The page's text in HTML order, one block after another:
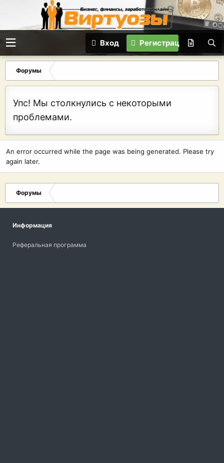
Вход Регистрация
Форумы
Упс! Мы столкнулись с некоторыми
проблемами.
An error occurred while the page was being generated. Please try
again later.
Форумы
Информация
Реферальная программа